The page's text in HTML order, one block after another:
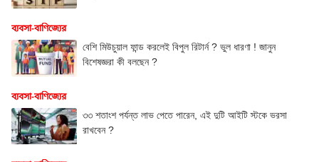
ব্যবসা-বাণিজ্যের
বেশি মিউচুয়াল ফান্ড করলেই বিপুল রিটার্ন ? ভুল ধারণা ! জানুন
বিশেষজ্ঞরা কী বলছেন ?
ব্যবসা-বাণিজ্যের
৩৩ শতাংশ পর্যন্ত লাভ পেতে পারেন, এই দুটি আইটি স্টকে ভরসা
রাখবেন ?